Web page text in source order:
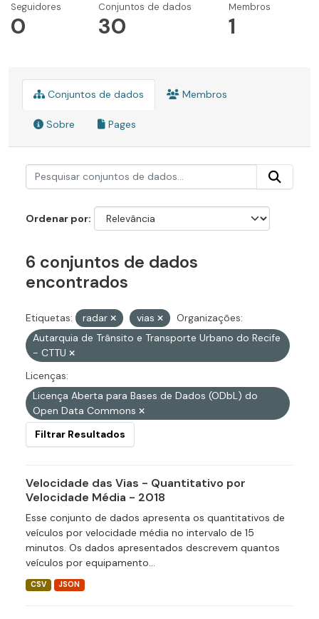
Seguidores
0
Conjuntos de dados
30
Membros
1
Conjuntos de dados Membros
Sobre Pages
Ordenar por
6 conjuntos de dados
encontrados
Etiquetas: radar vias
Organizações:
Autarquia de Trânsito e Transporte Urbano do Recife
- CTTU
Licenças:
Licença Aberta para Bases de Dados (ODbL) do
Open Data Commons
Filtrar Resultados
Velocidade das Vias - Quantitativo por
Velocidade Média - 2018
Esse conjunto de dados apresenta os quantitativos de
veículos por velocidade média no intervalo de 15
minutos. Os dados apresentados descrevem quantos
veículos por equipamento...
CSV JSON